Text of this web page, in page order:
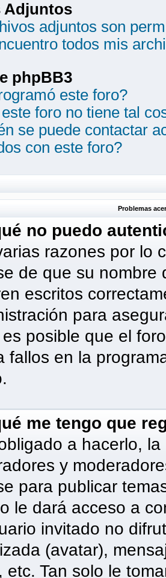
Adjuntos
adjuntos son
todos mis
phpBB3
este foro?
foro no tiene tal
se puede contactar
con este foro?
Problemas
no puedo
razones por lo
de que su nombre
escritos
para
es posible que el
fallos en la
me tengo que
a hacerlo,
y
para publicar
le dará acceso a
invitado no
(avatar),
etc. Tan solo le